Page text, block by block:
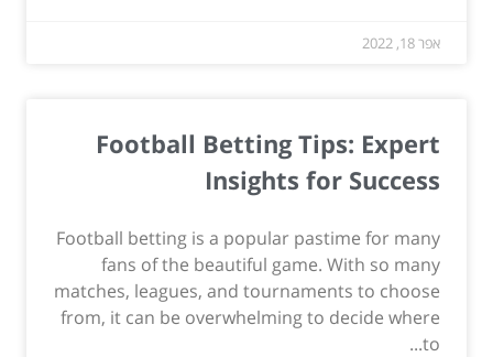
אפר 18, 2022
Football Betting Tips: Expert
Insights for Success
Football betting is a popular pastime for many
fans of the beautiful game. With so many
matches, leagues, and tournaments to choose
from, it can be overwhelming to decide where
to...